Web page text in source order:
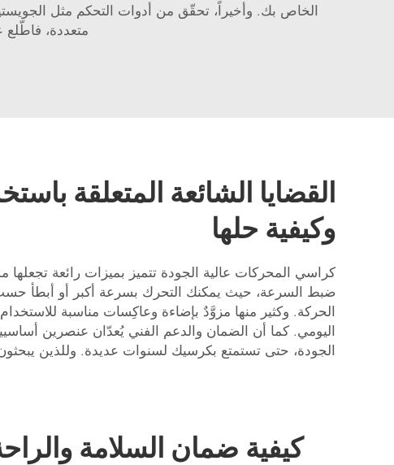
الخاص بك. وأخيراً، تحقّق من أدوات التحكم مثل
متعددة، فاطّلع
القضايا الشائعة المتعلقة
وكيفية حلها
كراسي المحركات عالية الجودة تتميز بميزات رائعة تجعلها
ضبط السرعة، حيث يمكنك التحرك بسرعة أكبر أو أبطأ حسب
الحركة. وكثير منها مزوَّدٌ بإضاءة وعاكِسات مناسبة
اليومي. كما أن الضمان والدعم الفني يُعدّان عنصرين
الجودة، حتى تستمتع بكرسيك لسنوات عديدة. وللذين
كيفية ضمان السلامة